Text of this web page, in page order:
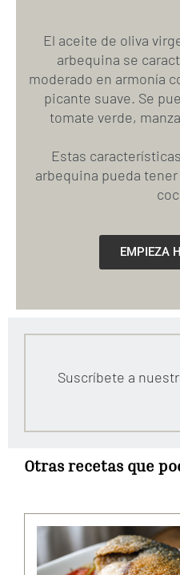
El aceite de oliva
arbequina se
moderado en armonía
picante suave. Se
tomate verde,
Estas
arbequina pueda
EMPIEZA
Suscríbete a
Otras recetas que